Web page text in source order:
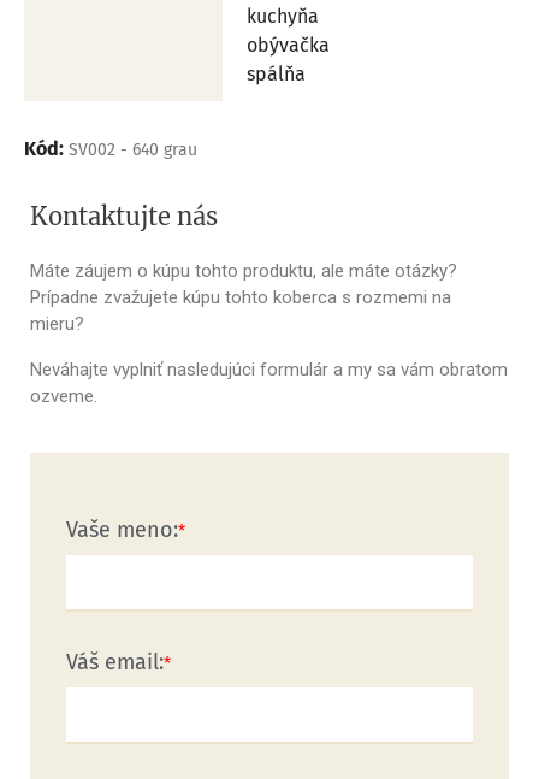
kuchyňa
obývačka
spálňa
Kód: SV002 - 640 grau
Kontaktujte nás
Máte záujem o kúpu tohto produktu, ale máte otázky?
Prípadne zvažujete kúpu tohto koberca s rozmemi na
mieru?
Neváhajte vyplniť nasledujúci formulár a my sa vám obratom
ozveme.
Vaše meno:
Váš email: